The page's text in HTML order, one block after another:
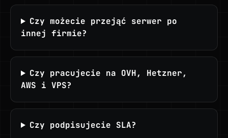
Czy możecie przejąć serwer po
innej firmie?
Czy pracujecie na OVH, Hetzner,
AWS i VPS?
Czy podpisujecie SLA?